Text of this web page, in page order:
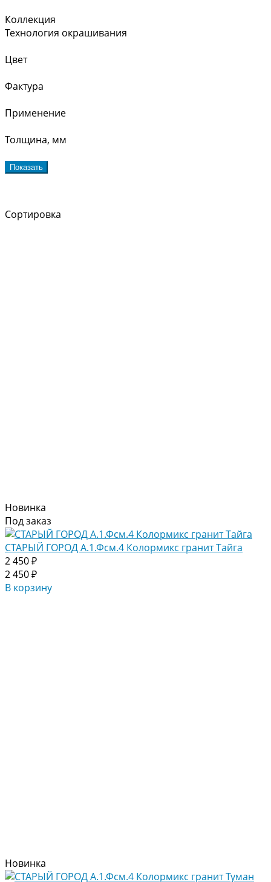
Коллекция
Технология окрашивания
Цвет
Фактура
Применение
Толщина, мм
Показать
Сортировка
Новинка
Под заказ
СТАРЫЙ ГОРОД А.1.Фсм.4 Колормикс гранит Тайга
2 450 ₽
2 450 ₽
В корзину
Новинка